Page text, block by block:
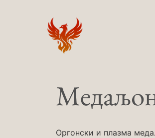
Оргонски и плазма